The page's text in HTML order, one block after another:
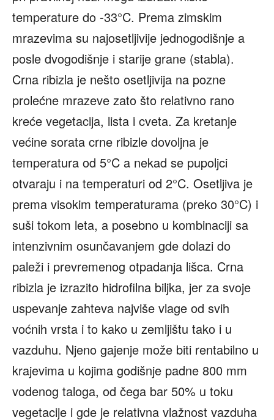
temperature do -33°C. Prema zimskim
mrazevima su najosetljivije jednogodišnje a
posle dvogodišnje i starije grane (stabla).
Crna ribizla je nešto osetljivija na pozne
prolećne mrazeve zato što relativno rano
kreće vegetacija, lista i cveta. Za kretanje
većine sorata crne ribizle dovoljna je
temperatura od 5°C a nekad se pupoljci
otvaraju i na temperaturi od 2°C. Osetljiva je
prema visokim temperaturama (preko 30°C) i
suši tokom leta, a posebno u kombinaciji sa
intenzivnim osunčavanjem gde dolazi do
paleži i prevremenog otpadanja lišca. Crna
ribizla je izrazito hidrofilna biljka, jer za svoje
uspevanje zahteva najviše vlage od svih
voćnih vrsta i to kako u zemljištu tako i u
vazduhu. Njeno gajenje može biti rentabilno u
krajevima u kojima godišnje padne 800 mm
vodenog taloga, od čega bar 50% u toku
vegetacije i gde je relativna vlažnost vazduha